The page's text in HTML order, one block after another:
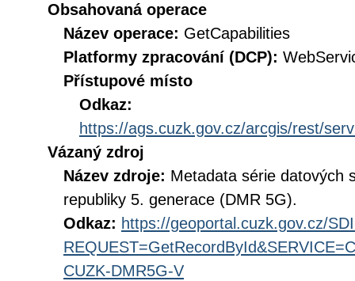
Obsahovaná operace
Název operace: GetCapabilities
Platformy zpracování (DCP):
Přístupové místo
Odkaz:
https://ags.cuzk.gov.cz/arcgis/rest/
Vázaný zdroj
Název zdroje: Metadata série datových
republiky 5. generace (DMR 5G).
Odkaz: https://geoportal.cuzk.gov.cz/
CUZK-DMR5G-V